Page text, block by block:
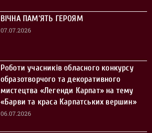
ВІЧНА ПАМ’ЯТЬ ГЕРОЯМ
07.07.2026
Роботи учасників обласного конкурсу
образотворчого та декоративного
мистецтва «Легенди Карпат» на тему
«Барви та краса Карпатських вершин»
06.07.2026